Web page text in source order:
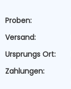
Proben:
Versand:
Ursprungs Ort:
Zahlungen: